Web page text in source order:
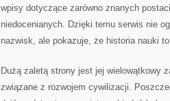
wpisy dotyczące zarówno znanych
niedocenianych. Dzięki temu serwis nie
nazwisk, ale pokazuje, że historia nauki
Dużą zaletą strony jest jej wielowątkowy
związane z rozwojem cywilizacji.